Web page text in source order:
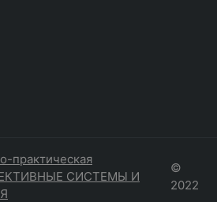
практическая
СИСТЕМЫ И
©
2022